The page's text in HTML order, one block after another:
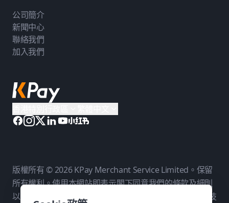
公司簡介
新聞中心
聯絡我們
加入我們
版權所有 © 2026 KPay Merchant Service Limited。保留
所有權利。使用本網站即表示閣下同意我們的條款及細則
以及
。KPay Merchant Service Limited 是一個技